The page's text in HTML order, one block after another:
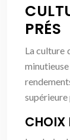
PRÉS
La culture
supérieure
CHOIX